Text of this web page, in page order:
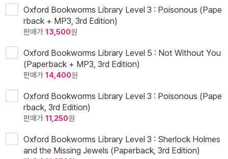
Oxford Bookworms Library Level 3 : Poisonous (Pape
rback + MP3, 3rd Edition)
판매가 13,500원
Oxford Bookworms Library Level 5 : Not Without You
(Paperback + MP3, 3rd Edition)
판매가 14,400원
Oxford Bookworms Library Level 3 : Poisonous (Pape
rback, 3rd Edition)
판매가 11,250원
Oxford Bookworms Library Level 3 : Sherlock Holmes
and the Missing Jewels (Paperback, 3rd Edition)